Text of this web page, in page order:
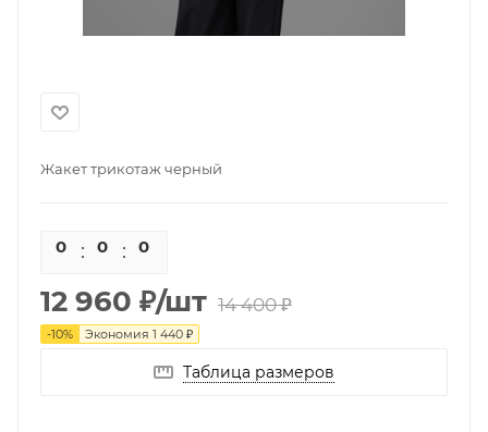
Жакет трикотаж черный
0 0 0
12 960 ₽/шт 14 400₽
-10% Экономия 1 440 ₽
Таблица размеров